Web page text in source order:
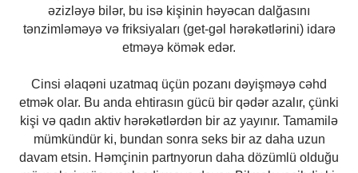
əzizləyə bilər, bu isə kişinin həyəcan dalğasını
tənzimləməyə və friksiyaları (get-gəl hərəkətlərini) idarə
etməyə kömək edər.
Cinsi əlaqəni uzatmaq üçün pozanı dəyişməyə cəhd
etmək olar. Bu anda ehtirasın gücü bir qədər azalır, çünki
kişi və qadın aktiv hərəkətlərdən bir az yayınır. Tamamilə
mümkündür ki, bundan sonra seks bir az daha uzun
davam etsin. Həmçinin partnyorun daha dözümlü olduğu